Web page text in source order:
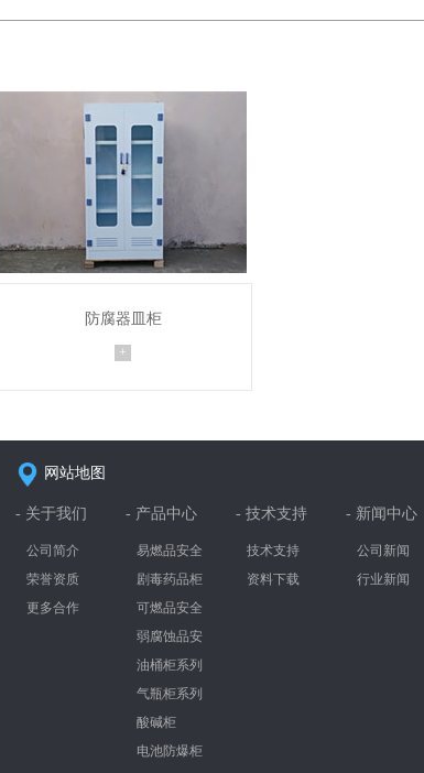
防腐器皿柜
防腐器皿柜采用pp板制作，也叫做pp
+
网站地图
- 关于我们
公司简介
荣誉资质
更多合作
- 产品中心
易燃品安全
剧毒药品柜
可燃品安全
弱腐蚀品安
油桶柜系列
气瓶柜系列
酸碱柜
电池防爆柜
- 技术支持
技术支持
资料下载
- 新闻中心
公司新闻
行业新闻